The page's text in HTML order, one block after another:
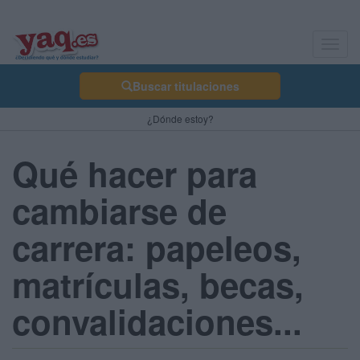
Buscar titulaciones
¿Dónde estoy?
Qué hacer para
cambiarse de
carrera: papeleos,
matrículas, becas,
convalidaciones...